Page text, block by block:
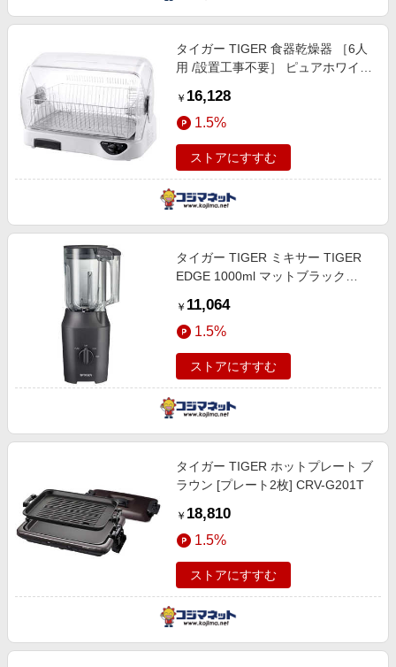
タイガー TIGER 食器乾燥器 ［6人
用 /設置工事不要］ ピュアホワイト
￥ 16,128
1.5%
ストアにすすむ
タイガー TIGER ミキサー TIGER
EDGE 1000ml マットブラック
￥ 11,064
1.5%
ストアにすすむ
タイガー TIGER ホットプレート ブ
ラウン [プレート2枚] CRV-G201T
￥ 18,810
1.5%
ストアにすすむ